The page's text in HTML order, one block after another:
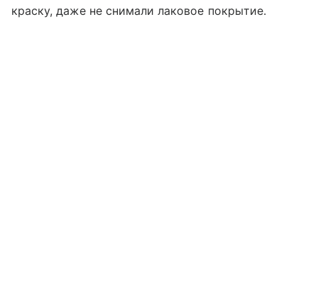
краску, даже не снимали лаковое покрытие.